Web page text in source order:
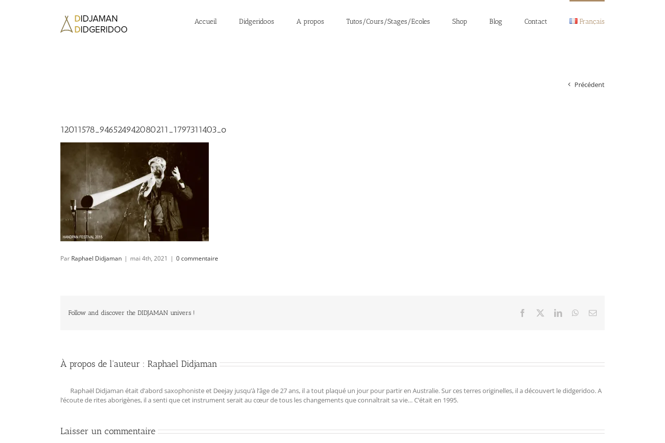
Accueil Didgeridoos A propos Tutos/Cours/Stages/Ecoles Shop Blog Contact Français
Précédent
12011578_946524942080211_1797311403_o
Par Raphael Didjaman | mai 4th, 2021 | 0 commentaire
Follow and discover the DIDJAMAN univers ! Facebook LinkedInWhatsApp
Email
À propos de l'auteur : Raphael Didjaman
Raphaël Didjaman était d’abord saxophoniste et Deejay jusqu’à l’âge de 27 ans, il a tout plaqué un jour pour partir en Australie. Sur ces terres originelles, il a découvert le didgeridoo. A
l‘écoute de rites aborigènes, il a senti que cet instrument serait au cœur de tous les changements que connaîtrait sa vie… C‘était en 1995.
Laisser un commentaire